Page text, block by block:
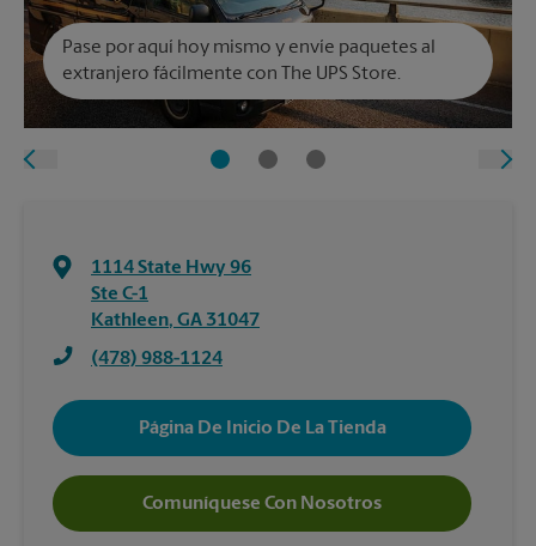
Pase por aquí hoy mismo y envíe paquetes al
extranjero fácilmente con The UPS Store.
1114 State Hwy 96
Ste C-1
Kathleen, GA 31047
(478) 988-1124
Página De Inicio De La Tienda
Comuníquese Con Nosotros